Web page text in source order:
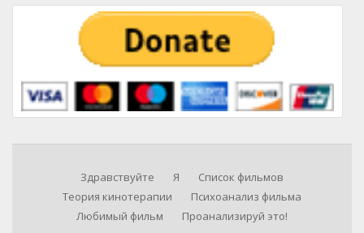
Здравствуйте Я
Список фильмов
Теория кинотерапии
Психоанализ фильма
Любимый фильм
Проанализируй это!